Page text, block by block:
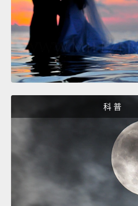
科 普